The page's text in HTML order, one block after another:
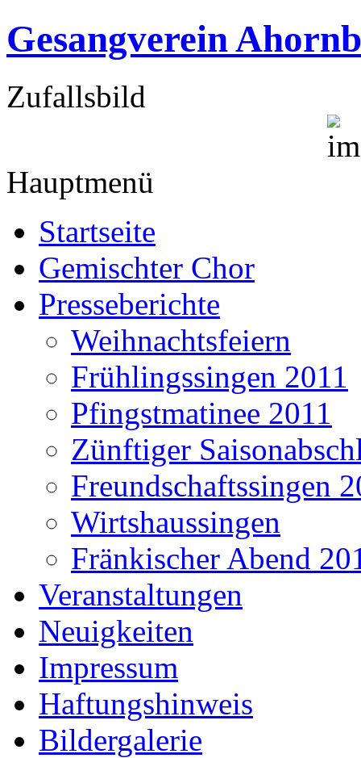
Gesangverein
Zufallsbild
Hauptmenü
Startseite
Gemischter Chor
Presseberichte
Weihnachtsfeiern
Frühlingssingen 2011
Pfingstmatinee 2011
Zünftiger
Freundschaftssingen
Wirtshaussingen
Fränkischer Abend
Veranstaltungen
Neuigkeiten
Impressum
Haftungshinweis
Bildergalerie